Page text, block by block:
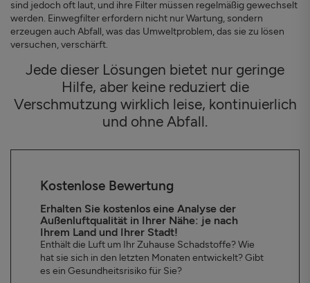
sind jedoch oft laut, und ihre Filter müssen regelmäßig gewechselt
werden. Einwegfilter erfordern nicht nur Wartung, sondern
erzeugen auch Abfall, was das Umweltproblem, das sie zu lösen
versuchen, verschärft.
Jede dieser Lösungen bietet nur geringe
Hilfe, aber keine reduziert die
Verschmutzung wirklich leise, kontinuierlich
und ohne Abfall.
Kostenlose Bewertung
Erhalten Sie kostenlos eine Analyse der
Außenluftqualität in Ihrer Nähe: je nach
Ihrem Land und Ihrer Stadt!
Enthält die Luft um Ihr Zuhause Schadstoffe? Wie
hat sie sich in den letzten Monaten entwickelt? Gibt
es ein Gesundheitsrisiko für Sie?